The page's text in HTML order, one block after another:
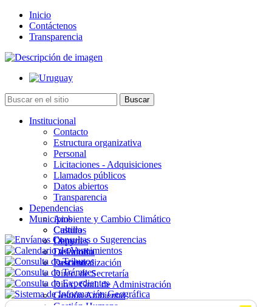
Inicio
Contáctenos
Transparencia
Institucional
Contacto
Estructura organizativa
Personal
Licitaciones - Adquisiciones
Llamados públicos
Datos abiertos
Transparencia
Dependencias
Ambiente y Cambio Climático
Cultura
Deportes
Desarrollo
Descentralización
Direc. de Secretaría
Direc. Gral. de Administración
Gestión Ambiental
Municipios
Castillos
Chuy
La Paloma
Lascano